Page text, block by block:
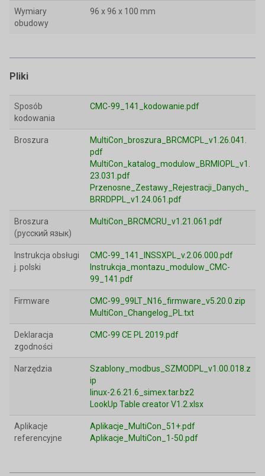
Wymiary
obudowy
96 x 96 x 100 mm
Pliki
Sposób
kodowania
CMC-99_141_kodowanie.pdf
Broszura
MultiCon_broszura_BRCMCPL_v1.26.041.
pdf
MultiCon_katalog_modulow_BRMIOPL_v1.
23.031.pdf
Przenosne_Zestawy_Rejestracji_Danych_
BRRDPPL_v1.24.061.pdf
Broszura
(русский язык)
MultiCon_BRCMCRU_v1.21.061.pdf
Instrukcja obsługi
j. polski
CMC-99_141_INSSXPL_v.2.06.000.pdf
Instrukcja_montazu_modulow_CMC-
99_141.pdf
Firmware
CMC-99_99LT_N16_firmware_v5.20.0.zip
MultiCon_Changelog_PL.txt
Deklaracja
zgodności
CMC-99 CE PL 2019.pdf
Narzędzia
Szablony_modbus_SZMODPL_v1.00.018.z
ip
linux-2.6.21.6_simex.tar.bz2
LookUp Table creator V1.2.xlsx
Aplikacje
referencyjne
Aplikacje_MultiCon_51+.pdf
Aplikacje_MultiCon_1-50.pdf